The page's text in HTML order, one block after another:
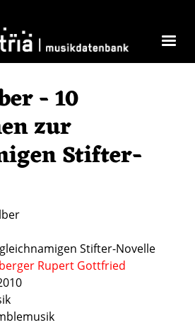
- 10
zur
Stifter-
Stifter-Novelle
Rupert Gottfried